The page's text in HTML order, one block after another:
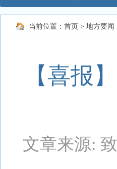
当前位置： 首页 > 地方要闻
【喜报
文章来源: